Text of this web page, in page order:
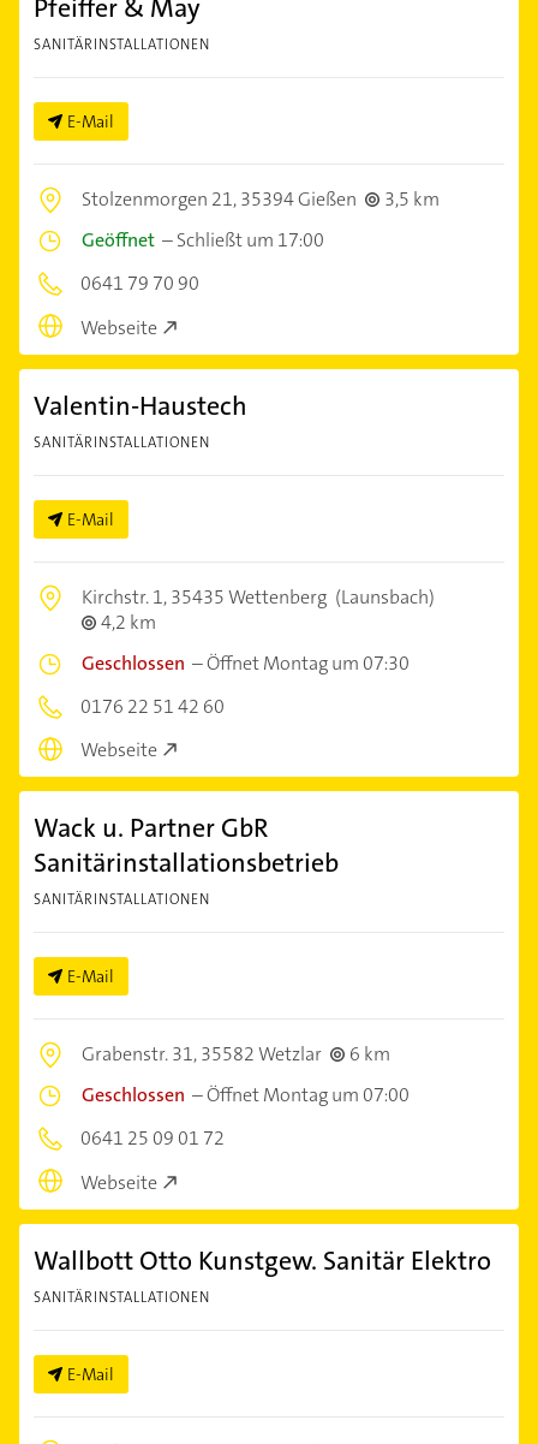
Pfeiffer & May
SANITÄRINSTALLATIONEN
E-Mail
Stolzenmorgen 21,35394 Gießen
3,5 km
Geöffnet –Schließt um 17:00
0641 79 70 90
Webseite
Valentin-Haustech
SANITÄRINSTALLATIONEN
E-Mail
Kirchstr. 1,35435 Wettenberg (Launsbach)
4,2 km
Geschlossen –Öffnet Montag um 07:30
0176 22 51 42 60
Webseite
Wack u. Partner GbR
Sanitärinstallationsbetrieb
SANITÄRINSTALLATIONEN
E-Mail
Grabenstr. 31,35582 Wetzlar
6 km
Geschlossen –Öffnet Montag um 07:00
0641 25 09 01 72
Webseite
Wallbott Otto Kunstgew. Sanitär Elektro
SANITÄRINSTALLATIONEN
E-Mail